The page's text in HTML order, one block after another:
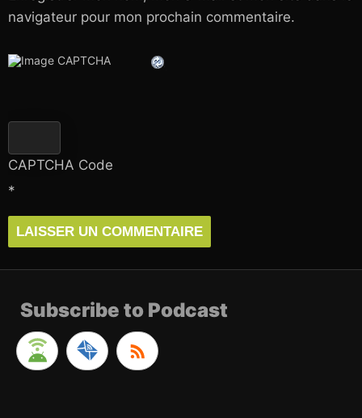
navigateur pour mon prochain commentaire.
CAPTCHA Code
*
Subscribe to Podcast